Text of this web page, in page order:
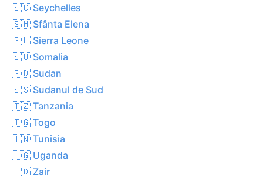
🇸🇨 Seychelles
🇸🇭 Sfânta Elena
🇸🇱 Sierra Leone
🇸🇴 Somalia
🇸🇩 Sudan
🇸🇸 Sudanul de Sud
🇹🇿 Tanzania
🇹🇬 Togo
🇹🇳 Tunisia
🇺🇬 Uganda
🇨🇩 Zair